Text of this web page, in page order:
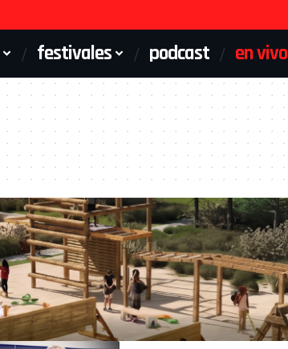
festivales podcast en vivo